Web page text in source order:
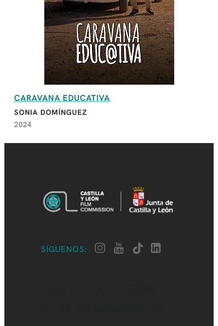
CARAVANA EDUCATIVA
SONIA DOMÍNGUEZ
2024
SÍGUENOS: